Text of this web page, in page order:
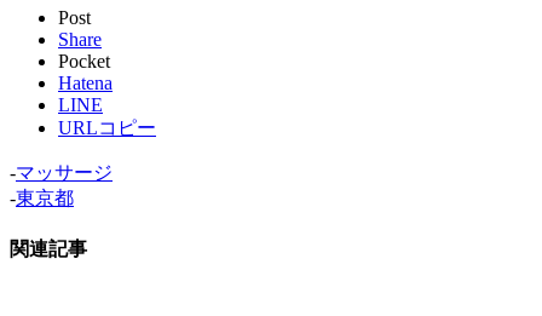
Post
Share
Pocket
Hatena
LINE
URLコピー
-マッサージ
-東京都
関連記事